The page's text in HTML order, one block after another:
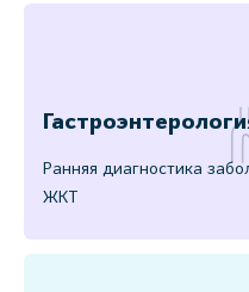
Ранняя диагностика
ЖКТ